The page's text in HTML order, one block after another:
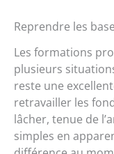
Reprendre les
Les formations
plusieurs
reste une
retravailler les
lâcher, tenue de
simples en